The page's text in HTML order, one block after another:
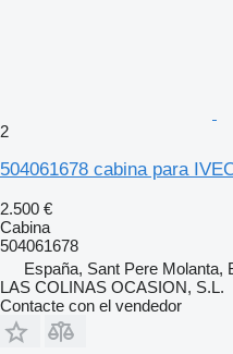
2
504061678 cabina para
2.500 €
Cabina
504061678
España, Sant Pere Molanta,
LAS COLINAS OCASION, S.L.
Contacte con el vendedor